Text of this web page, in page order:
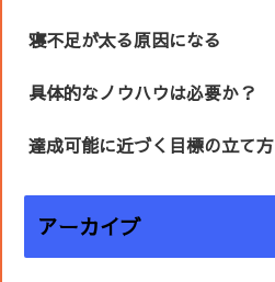
寝不足が太る原因になる
具体的なノウハウは必要か？
達成可能に近づく目標の立て方
アーカイブ